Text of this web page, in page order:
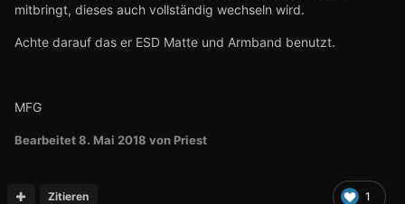
mitbringt, dieses auch vollständig wechseln wird.
Achte darauf das er ESD Matte und Armband benutzt.
MFG
Bearbeitet8. Mai 2018 von Priest
1
Zitieren